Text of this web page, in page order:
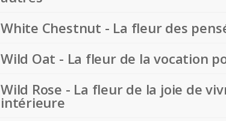
White Chestnut - La fleur des
Wild Oat - La fleur de la vocation
Wild Rose - La fleur de la joie de
intérieure